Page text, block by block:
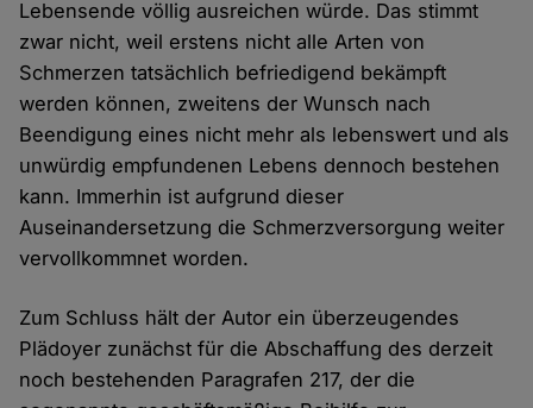
Lebensende völlig ausreichen würde. Das stimmt
zwar nicht, weil erstens nicht alle Arten von
Schmerzen tatsächlich befriedigend bekämpft
werden können, zweitens der Wunsch nach
Beendigung eines nicht mehr als lebenswert und als
unwürdig empfundenen Lebens dennoch bestehen
kann. Immerhin ist aufgrund dieser
Auseinandersetzung die Schmerzversorgung weiter
vervollkommnet worden.
Zum Schluss hält der Autor ein überzeugendes
Plädoyer zunächst für die Abschaffung des derzeit
noch bestehenden Paragrafen 217, der die